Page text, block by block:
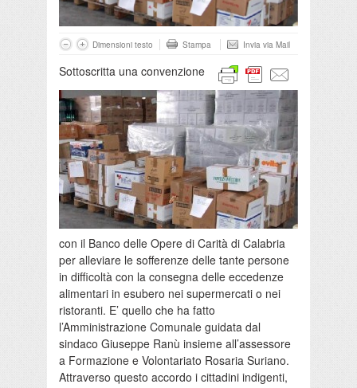
Dimensioni testo Stampa Invia via Mail
Sottoscritta una convenzione
con il Banco delle Opere di Carità di Calabria
per alleviare le sofferenze delle tante persone
in difficoltà con la consegna delle eccedenze
alimentari in esubero nei supermercati o nei
ristoranti. E’ quello che ha fatto
l’Amministrazione Comunale guidata dal
sindaco Giuseppe Ranù insieme all’assessore
a Formazione e Volontariato Rosaria Suriano.
Attraverso questo accordo i cittadini indigenti,